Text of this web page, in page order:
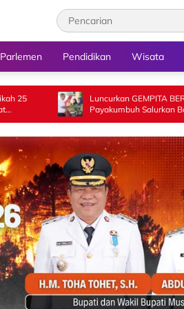
Parlemen Pendidikan Wisata
Luncurkan GEMPITA BERSAMA, Pemko
Payakumbuh Salurkan Bantuan Budidaya
Pangan kepada 15 KWT